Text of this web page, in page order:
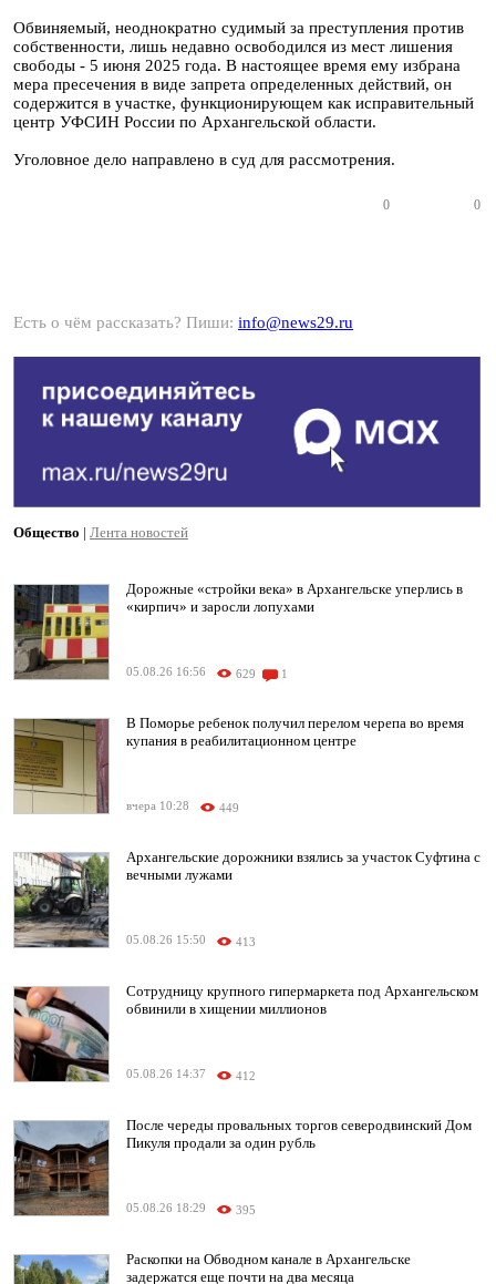
Обвиняемый, неоднократно судимый за преступления против
собственности, лишь недавно освободился из мест лишения
свободы - 5 июня 2025 года. В настоящее время ему избрана
мера пресечения в виде запрета определенных действий, он
содержится в участке, функционирующем как исправительный
центр УФСИН России по Архангельской области.
Уголовное дело направлено в суд для рассмотрения.
0 0
Есть о чём рассказать? Пиши: info@news29.ru
Общество | Лента новостей
Дорожные «стройки века» в Архангельске уперлись в
«кирпич» и заросли лопухами
05.08.26 16:56 629 1
В Поморье ребенок получил перелом черепа во время
купания в реабилитационном центре
вчера 10:28 449
Архангельские дорожники взялись за участок Суфтина с
вечными лужами
05.08.26 15:50 413
Сотрудницу крупного гипермаркета под Архангельском
обвинили в хищении миллионов
05.08.26 14:37 412
После череды провальных торгов северодвинский Дом
Пикуля продали за один рубль
05.08.26 18:29 395
Раскопки на Обводном канале в Архангельске
задержатся еще почти на два месяца